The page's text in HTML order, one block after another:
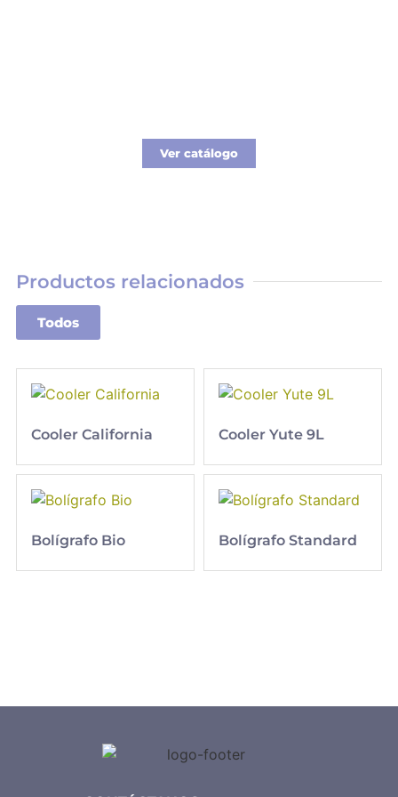
Ver catálogo
Productos relacionados
Todos
Cooler California Cooler Yute 9L
Bolígrafo Bio Bolígrafo Standard